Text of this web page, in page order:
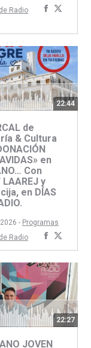
Radio
Compartir
22:44
de
& Cultura
en
Con
LAAREJ y
en DÍAS
- Programas
Radio
Compartir
concon
22:27
JOVEN